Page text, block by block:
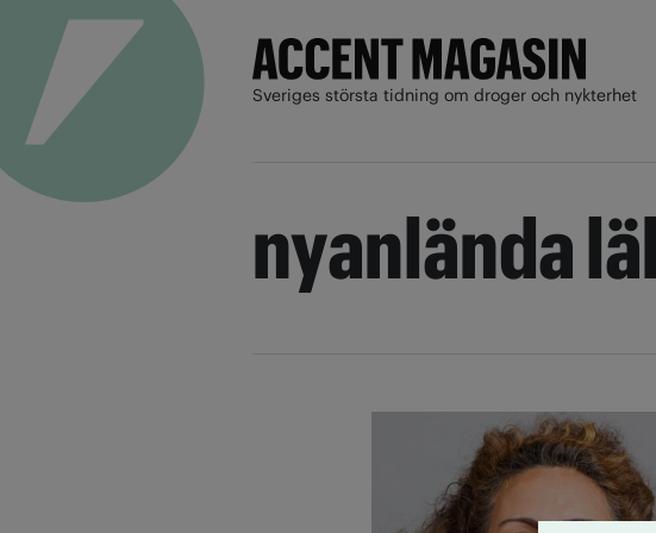
Sveriges största tidning om droger och nykterhet
nyanlända